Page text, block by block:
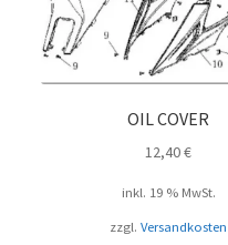
OIL COVER
12,40€
inkl. 19 % MwSt.
zzgl.Versandkosten